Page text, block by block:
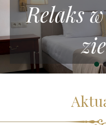
Relaks